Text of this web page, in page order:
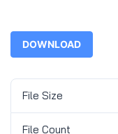
DOWNLOAD
File Size
File Count